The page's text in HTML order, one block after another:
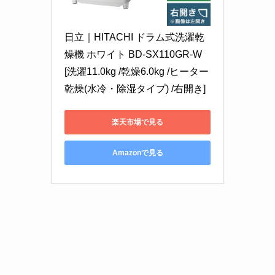
日立｜HITACHI ドラム式洗濯乾
燥機 ホワイト BD-SX110GR-W
[洗濯11.0kg /乾燥6.0kg /ヒーター
乾燥(水冷・除湿タイプ) /右開き]
楽天市場で見る
Amazonで見る